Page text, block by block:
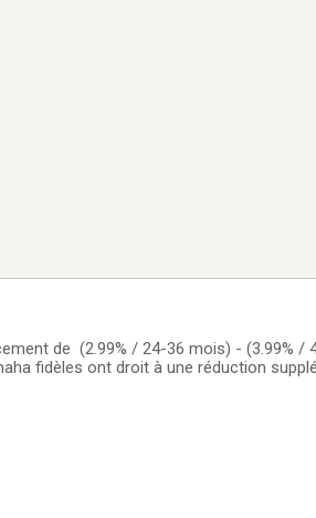
de (2.99% / 24-36 mois) - (3.99% /
fidèles ont droit à une réduction